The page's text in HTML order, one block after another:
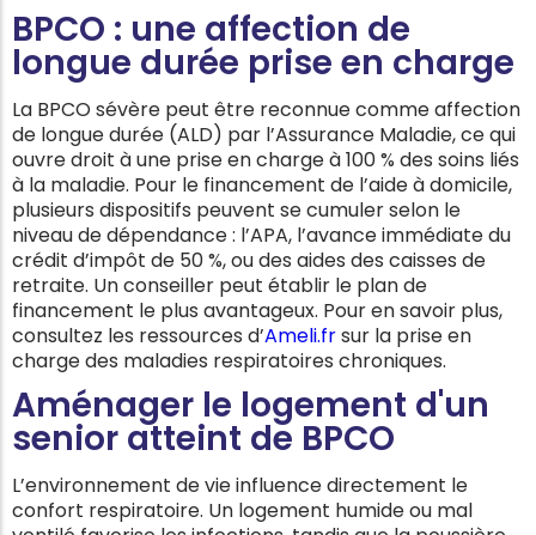
BPCO : une affection de
longue durée prise en charge
La BPCO sévère peut être reconnue comme affection
de longue durée (ALD) par l’Assurance Maladie, ce qui
ouvre droit à une prise en charge à 100 % des soins liés
à la maladie. Pour le financement de l’aide à domicile,
plusieurs dispositifs peuvent se cumuler selon le
niveau de dépendance : l’APA, l’avance immédiate du
crédit d’impôt de 50 %, ou des aides des caisses de
retraite. Un conseiller peut établir le plan de
financement le plus avantageux. Pour en savoir plus,
consultez les ressources d’Ameli.frsur la prise en
charge des maladies respiratoires chroniques.
Aménager le logement d'un
senior atteint de BPCO
L’environnement de vie influence directement le
confort respiratoire. Un logement humide ou mal